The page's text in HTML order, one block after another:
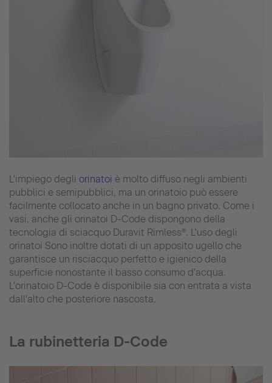
L'impiego degli orinatoi è molto diffuso negli ambienti
pubblici e semipubblici, ma un orinatoio può essere
facilmente collocato anche in un bagno privato. Come i
vasi, anche gli orinatoi D-Code dispongono della
tecnologia di sciacquo Duravit Rimless®. L'uso degli
orinatoi Sono inoltre dotati di un apposito ugello che
garantisce un risciacquo perfetto e igienico della
superficie nonostante il basso consumo d'acqua.
L'orinatoio D-Code è disponibile sia con entrata a vista
dall'alto che posteriore nascosta.
La rubinetteria D-Code